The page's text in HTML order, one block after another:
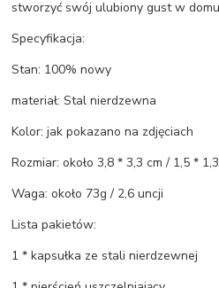
stworzyć swój ulubiony gust w
Specyfikacja:
Stan: 100% nowy
materiał: Stal nierdzewna
Kolor: jak pokazano na zdjęciach
Rozmiar: około 3,8 * 3,3 cm / 1,5 *
Waga: około 73g / 2,6 uncji
Lista pakietów:
1 * kapsułka ze stali nierdzewnej